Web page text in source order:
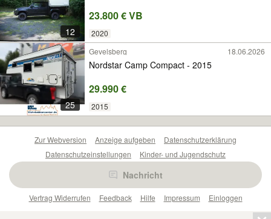
12
23.800 € VB
2020
25
Gevelsberg 18.06.2026
Nordstar Camp Compact - 2015
29.990 €
2015
Nachricht
Zur Webversion Anzeige aufgeben
Datenschutzerklärung
Datenschutzeinstellungen
Kinder- und Jugendschutz
Barrierefreiheitserklärung
Vertrag Widerrufen
Feedback Hilfe Impressum Einloggen